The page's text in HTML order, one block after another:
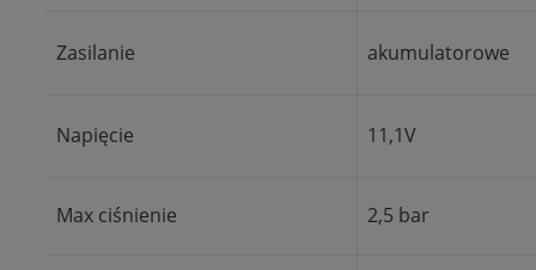
Zasilanie akumulatorowe
Napięcie 11,1V
Max ciśnienie 2,5 bar